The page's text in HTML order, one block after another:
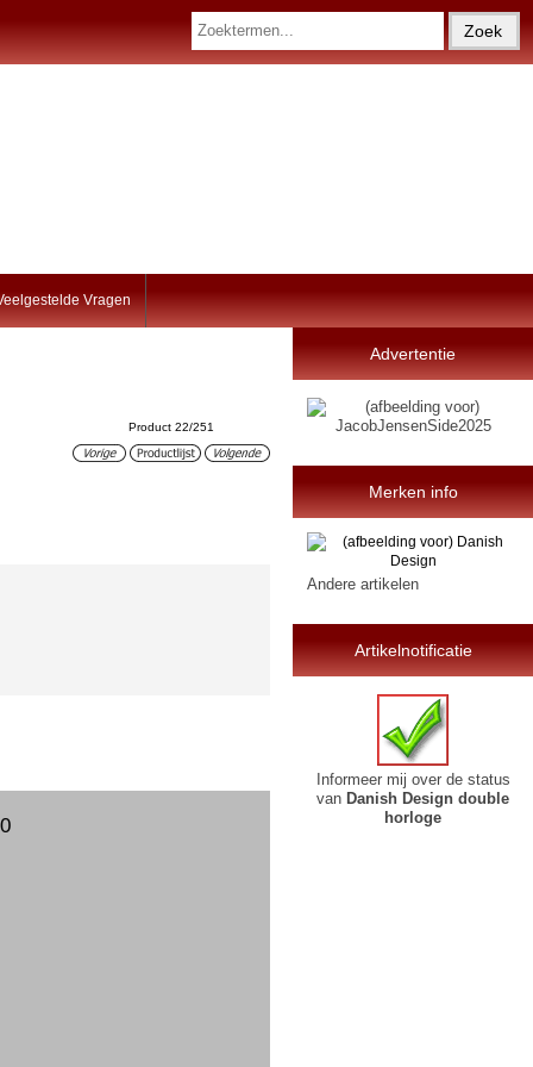
Vragen
Product 22/251
Advertentie
Merken info
Andere artikelen
Artikelnotificatie
Informeer mij over de status
van Danish Design double
horloge